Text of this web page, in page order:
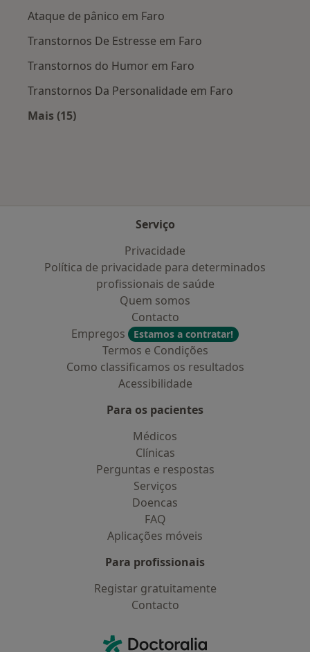
Ataque de pânico em Faro
Transtornos De Estresse em Faro
Transtornos do Humor em Faro
Transtornos Da Personalidade em Faro
Mais (15)
Serviço
Privacidade
Política de privacidade para determinados
profissionais de saúde
Quem somos
Contacto
Empregos
Estamos a contratar!
Termos e Condições
Como classificamos os resultados
Acessibilidade
Para os pacientes
Médicos
Clínicas
Perguntas e respostas
Serviços
Doencas
FAQ
Aplicações móveis
Para profissionais
Registar gratuitamente
Contacto
Doctoralia - Homepage